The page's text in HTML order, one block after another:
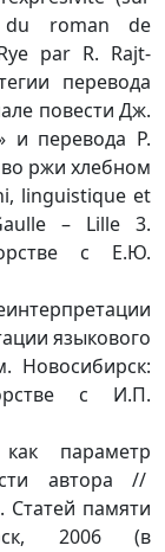
du roman de
par R. Rajt-
перевода
повести Дж.
и перевода Р.
ржи хлебном
linguistique et
– Lille 3.
с Е.Ю.
языкового
Новосибирск:
с И.П.
параметр
автора //
Статей памяти
2006 (в